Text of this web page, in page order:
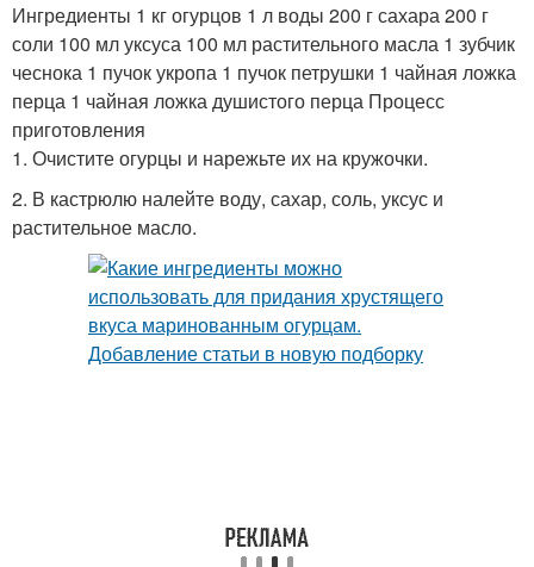
Перец на зиму
Соус из печеного
сладкого
Соус для картошки Соус из помидор
Соус без термической
Ингредиенты 1 кг огурцов 1 л воды 200 г сахара 200 г
соли 100 мл уксуса 100 мл растительного масла 1 зубчик
чеснока 1 пучок укропа 1 пучок петрушки 1 чайная ложка
перца 1 чайная ложка душистого перца Процесс
приготовления
1. Очистите огурцы и нарежьте их на кружочки.
2. В кастрюлю налейте воду, сахар, соль, уксус и
растительное масло.